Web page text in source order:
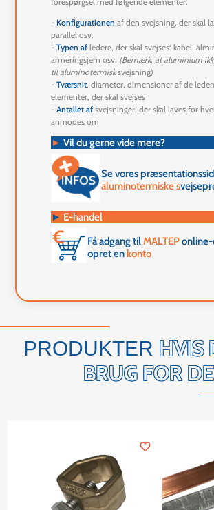
- Konfigurationen af den svejsning, der skal
parallel osv.
-Typen af ledere, der skal svejses: kabel,
armeringsjern osv. (Bemærk, at aluminium
til aluminotermisksvejsning)
-Tværsnit, diameter, dimensioner af de
elementer, der skal svejses
-Antallet af svejsninger, der skal laves for
anmodes om
► Vil du gerne vide mere?
Se vores
aluminotermiske s
► E-handel
Få adgang tilMALTEP
opret en konto
PRODUKTER HVIS
BRUG FOR
favorite_border